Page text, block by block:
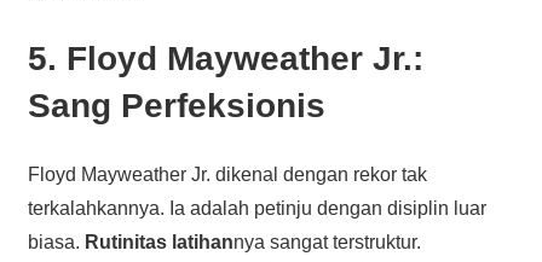
5. Floyd Mayweather Jr.:
Sang Perfeksionis
Floyd Mayweather Jr. dikenal dengan rekor tak
terkalahkannya. Ia adalah petinju dengan disiplin luar
biasa. Rutinitas latihannya sangat terstruktur.